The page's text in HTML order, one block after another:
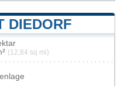
DIEDORF
(12,84 sq mi)